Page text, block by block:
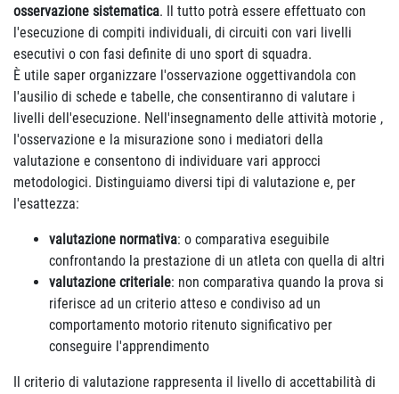
osservazione sistematica. Il tutto potrà essere effettuato con
l'esecuzione di compiti individuali, di circuiti con vari livelli
esecutivi o con fasi definite di uno sport di squadra.
È utile saper organizzare l'osservazione oggettivandola con
l'ausilio di schede e tabelle, che consentiranno di valutare i
livelli dell'esecuzione. Nell'insegnamento delle attività motorie ,
l'osservazione e la misurazione sono i mediatori della
valutazione e consentono di individuare vari approcci
metodologici. Distinguiamo diversi tipi di valutazione e, per
l'esattezza:
valutazione normativa: o comparativa eseguibile
confrontando la prestazione di un atleta con quella di altri
valutazione criteriale: non comparativa quando la prova si
riferisce ad un criterio atteso e condiviso ad un
comportamento motorio ritenuto significativo per
conseguire l'apprendimento
Il criterio di valutazione rappresenta il livello di accettabilità di